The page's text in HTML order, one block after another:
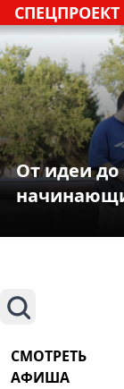
СПЕЦПРОЕКТ
От идеи
Поиск
СМОТРЕТЬ
АФИША